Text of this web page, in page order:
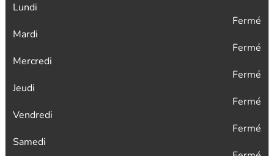
Lundi
Fermé
Mardi
Fermé
Mercredi
Fermé
Jeudi
Fermé
Vendredi
Fermé
Samedi